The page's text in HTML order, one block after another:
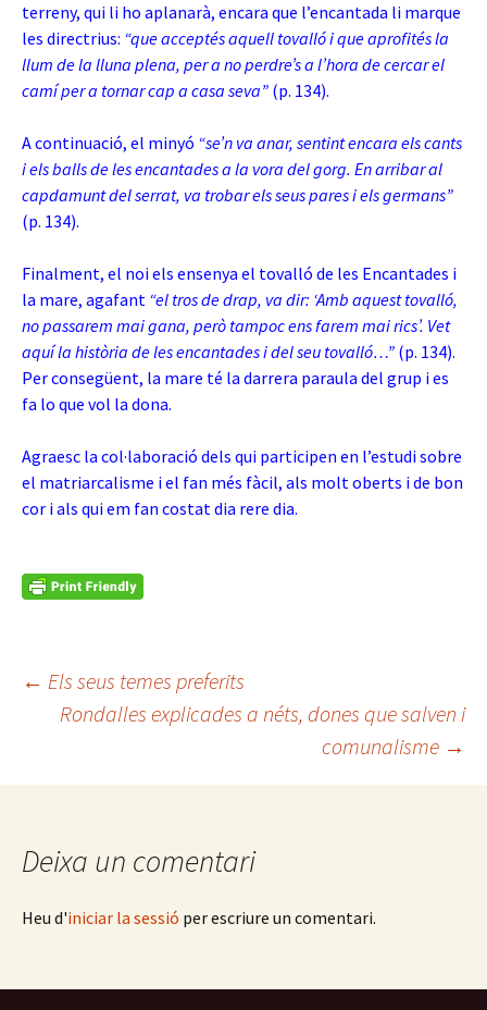
terreny, qui li ho aplanarà, encara que l’encantada li marque
les directrius: “que acceptés aquell tovalló i que aprofités la
llum de la lluna plena, per a no perdre’s a l’hora de cercar el
camí per a tornar cap a casa seva” (p. 134).
A continuació, el minyó “se’n va anar, sentint encara els cants
i els balls de les encantades a la vora del gorg. En arribar al
capdamunt del serrat, va trobar els seus pares i els germans”
(p. 134).
Finalment, el noi els ensenya el tovalló de les Encantades i
la mare, agafant “el tros de drap, va dir: ‘Amb aquest tovalló,
no passarem mai gana, però tampoc ens farem mai rics’. Vet
aquí la història de les encantades i del seu tovalló…” (p. 134).
Per consegüent, la mare té la darrera paraula del grup i es
fa lo que vol la dona.
Agraesc la col·laboració dels qui participen en l’estudi sobre
el matriarcalisme i el fan més fàcil, als molt oberts i de bon
cor i als qui em fan costat dia rere dia.
Navegació
entrades
← Els seus temes preferits
Rondalles explicades a néts, dones que salven i
comunalisme →
Deixa un comentari
Heu d'iniciar la sessió per escriure un comentari.